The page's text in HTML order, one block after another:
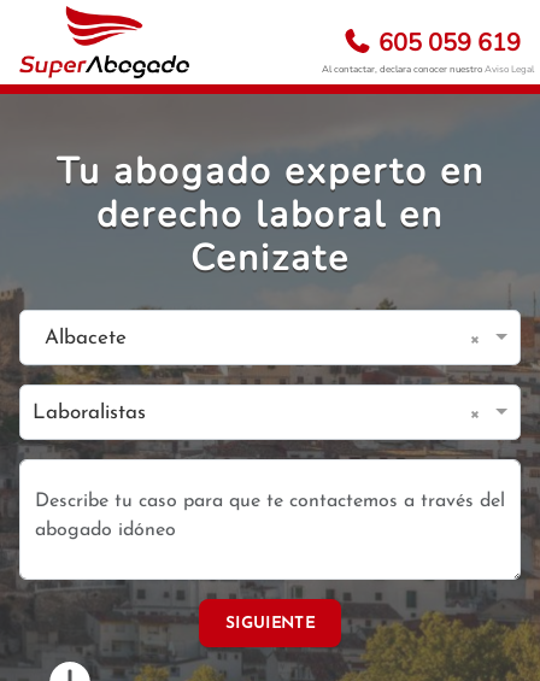
605 059 619
Al contactar, declara conocer nuestroAviso Legal
Tu abogado experto en
derecho laboral en
Cenizate
Albacete ×
Laboralistas ×
SIGUIENTE